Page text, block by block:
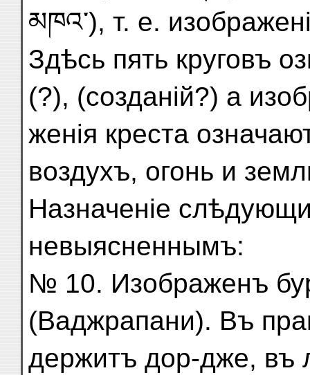
མཁའ་), т. е.
Здѣсь пять круговъ
(?), (созданій?) а
женія креста
воздухъ, огонь и
Назначеніе
невыясненнымъ:
№ 10. Изображенъ
(Ваджрапани). Въ
держитъ дор-дже, въ